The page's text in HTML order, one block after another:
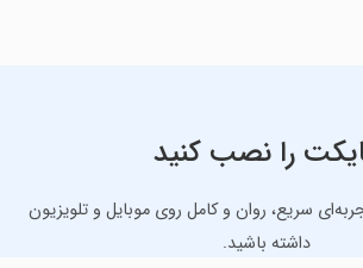
را نصب کنید
سریع، روان و کامل روی موبایل و تلویزیون
داشته باشید.